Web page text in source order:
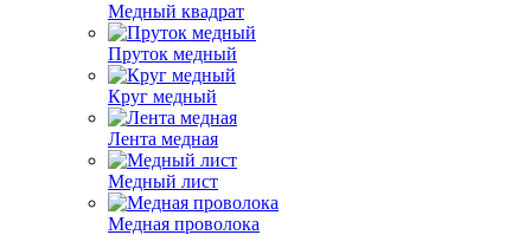
Медный квадрат
Пруток медный
Круг медный
Лента медная
Медный лист
Медная проволока